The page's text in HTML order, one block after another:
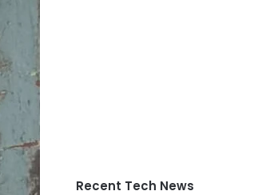
Recent Tech News